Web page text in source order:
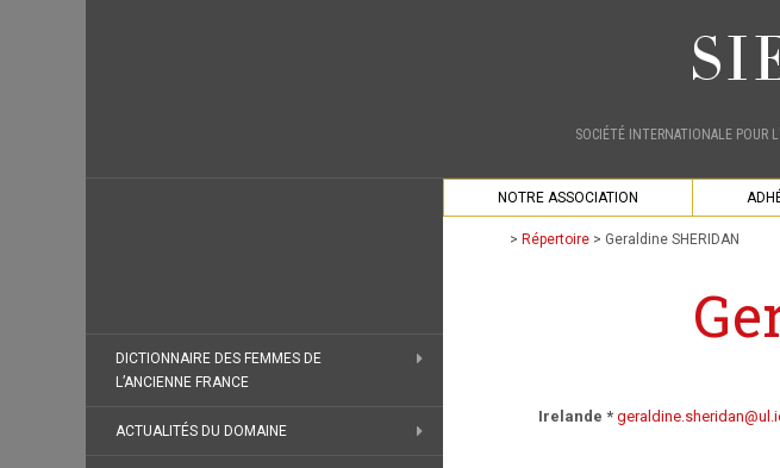
SOCIÉTÉ INTERNATIONALE POUR
DICTIONNAIRE DES FEMMES DE
L’ANCIENNE FRANCE
ACTUALITÉS DU DOMAINE
NOTRE ASSOCIATION
> Répertoire > Geraldine SHERIDAN
Irelande *